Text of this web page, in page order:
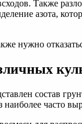
Также
азота,
нужно
состав
наиболее часто